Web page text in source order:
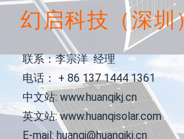
幻启科技（深圳
联系：李宗洋 经理
电话： + 86 137 1444 1361
中文站: www.huanqikj.cn
英文站: www.huanqisolar.com
E-mail: huanqi@huanqikj.cn